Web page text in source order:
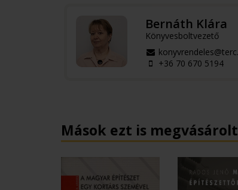
Bernáth Klára
Könyvesboltvezető
+36 70 670 5194
Mások ezt is